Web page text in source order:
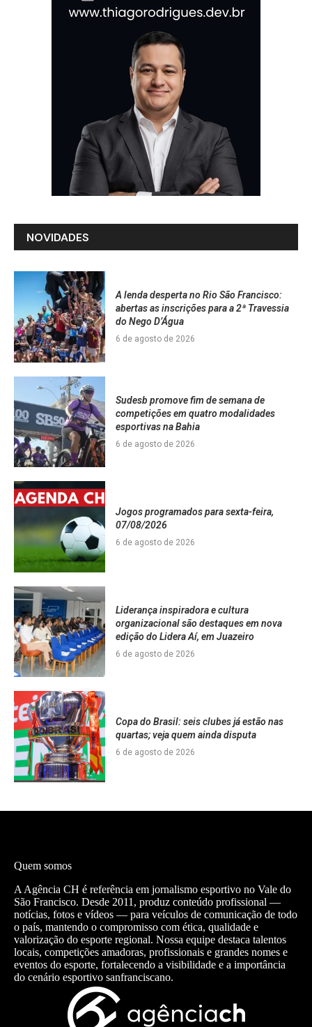
NOVIDADES
A lenda desperta no Rio São Francisco:
abertas as inscrições para a 2ª Travessia
do Nego D’Água
6 de agosto de 2026
Sudesb promove fim de semana de
competições em quatro modalidades
esportivas na Bahia
6 de agosto de 2026
Jogos programados para sexta-feira,
07/08/2026
6 de agosto de 2026
Liderança inspiradora e cultura
organizacional são destaques em nova
edição do Lidera Aí, em Juazeiro
6 de agosto de 2026
Copa do Brasil: seis clubes já estão nas
quartas; veja quem ainda disputa
6 de agosto de 2026
Quem somos
A Agência CH é referência em jornalismo esportivo no Vale do
São Francisco. Desde 2011, produz conteúdo profissional —
notícias, fotos e vídeos — para veículos de comunicação de todo
o país, mantendo o compromisso com ética, qualidade e
valorização do esporte regional. Nossa equipe destaca talentos
locais, competições amadoras, profissionais e grandes nomes e
eventos do esporte, fortalecendo a visibilidade e a importância
do cenário esportivo sanfranciscano.